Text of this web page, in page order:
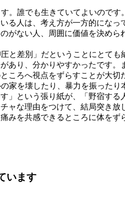
。誰でも生きていてよいので
る人は、考え方が一方的にな
がない人、周囲に価値を決め
と差別」だということにとて
あり、分かりやすかったです
ころへ視点をずらすことが大切
家を壊したり、暴力を振った
」という張り紙が、「野宿す
ャな理由をつけて、結局突き
みを共感できるところに体を
います